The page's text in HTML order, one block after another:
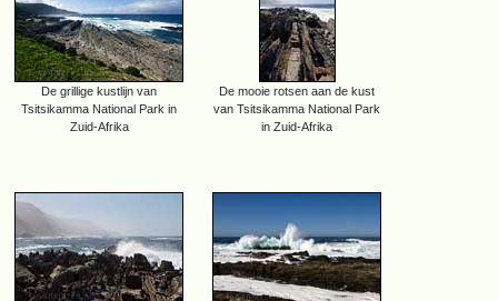
De grillige kustlijn van
Tsitsikamma National Park in
Zuid-Afrika
De mooie rotsen aan de kust
van Tsitsikamma National Park
in Zuid-Afrika